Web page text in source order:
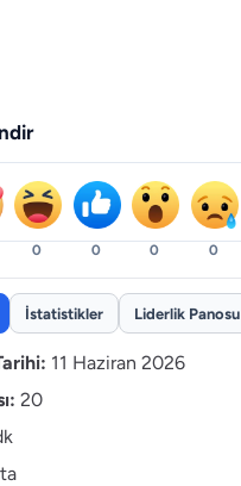
0 0 0 0
İstatistikler Liderlik Panosu
11 Haziran 2026
20